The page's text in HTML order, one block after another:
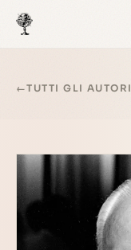
←TUTTI GLI AUTORI